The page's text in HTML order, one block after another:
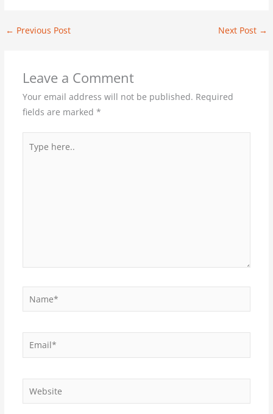
← Previous Post Next Post →
Leave a Comment
Your email address will not be published. Required
fields are marked *
here..
Email*
Website